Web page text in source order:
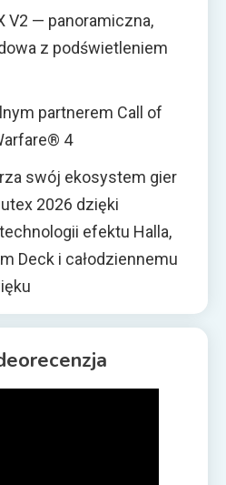
V2 — panoramiczna,
z podświetleniem
partnerem Call of
4
swój ekosystem gier
2026 dzięki
efektu Halla,
Deck i całodziennemu